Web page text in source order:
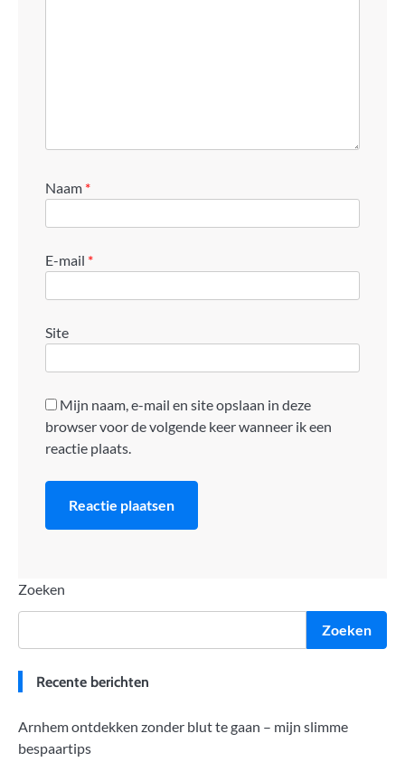
Naam *
E-mail *
Site
Mijn naam, e-mail en site opslaan in deze
browser voor de volgende keer wanneer ik een
reactie plaats.
Zoeken
Zoeken
Recente berichten
Arnhem ontdekken zonder blut te gaan – mijn slimme
bespaartips